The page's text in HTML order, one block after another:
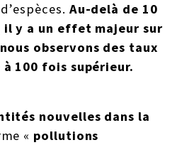
Au-delà de 10
il y a un effet majeur sur
observons des taux
100 fois supérieur.
nouvelles dans la
« pollutions